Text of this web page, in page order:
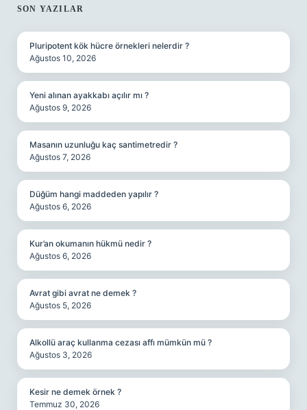
SIDEBAR
SON YAZILAR
Pluripotent kök hücre örnekleri nelerdir ?
Ağustos 10, 2026
Yeni alınan ayakkabı açılır mı ?
Ağustos 9, 2026
Masanın uzunluğu kaç santimetredir ?
Ağustos 7, 2026
Düğüm hangi maddeden yapılır ?
Ağustos 6, 2026
Kur’an okumanın hükmü nedir ?
Ağustos 6, 2026
Avrat gibi avrat ne demek ?
Ağustos 5, 2026
Alkollü araç kullanma cezası affı mümkün mü ?
Ağustos 3, 2026
Kesir ne demek örnek ?
Temmuz 30, 2026